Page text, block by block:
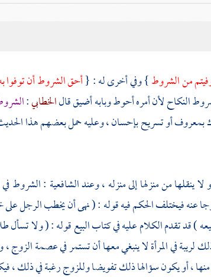
من الشروط} وفي أخرى له : {أحق الشروط أن توفوا
النكاح لأن أمره أحوط وبابه أضيق قالالخطابي:
بمعروف أو تسريح بإحسان ، وعليه حمل بعضهم هذا
من منزلها إلى منزله ، وعند الشافعية : الشروط
عنه فيختلف الحكم فيه قوله : ( نهى أن يخطب الرجل
) قد تقدم الكلام عليه في كتاب البيع قوله : ( ولا تسأل
في المرأة لا ينبغي معها أن تستمر في عصمة الزوج
، أو يكون سؤالها ذلك تفويضا وللزوج رغبة في ذلك ،